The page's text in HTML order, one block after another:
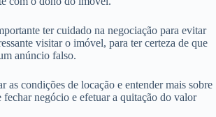
ter cuidado na negociação para evitar
visitar o imóvel, para ter certeza de que
anúncio falso.
as condições de locação e entender mais sobre
fechar negócio e efetuar a quitação do valor